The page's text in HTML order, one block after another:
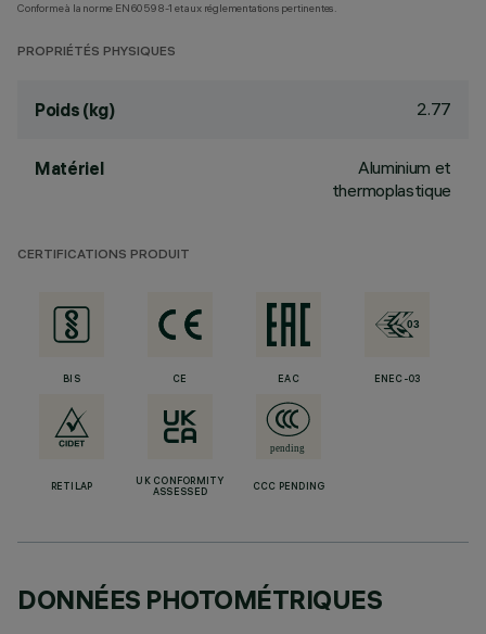
Conforme à la norme EN60598-1 et aux réglementations pertinentes.
PROPRIÉTÉS PHYSIQUES
Poids (kg) 2.77
Matériel
Aluminium et
thermoplastique
CERTIFICATIONS PRODUIT
BIS CE EAC ENEC-03
RETILAP
UK CONFORMITY
ASSESSED
CCC PENDING
DONNÉES PHOTOMÉTRIQUES